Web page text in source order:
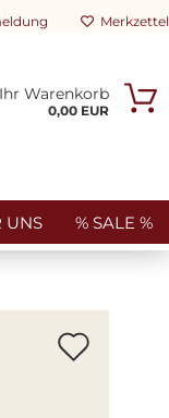
Merkzettel
Ihr Warenkorb
0,00 EUR
UNS % SALE %